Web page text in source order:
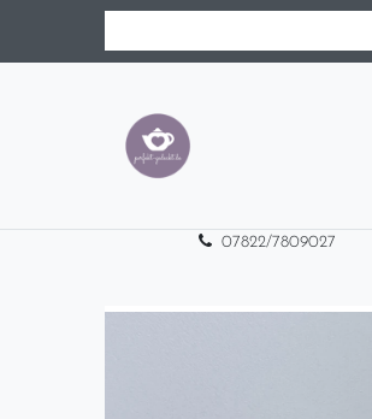
07822/7809027